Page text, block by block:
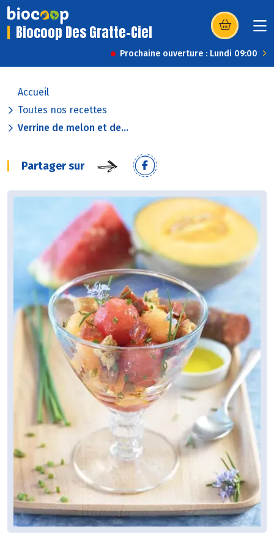
Biocoop Des Gratte-Ciel (s’ouvre dans
Prochaine ouverture : Lundi 09:00
Accueil
Toutes nos recettes
Verrine de melon et de...
Partager sur